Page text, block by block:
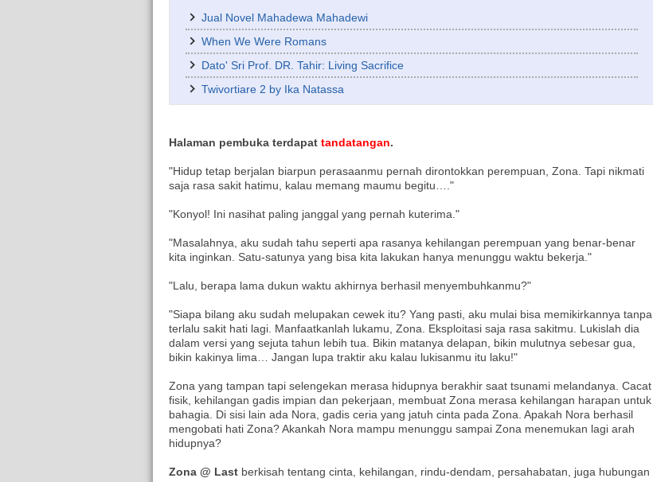
Jual Novel Mahadewa Mahadewi
When We Were Romans
Dato' Sri Prof. DR. Tahir: Living Sacrifice
Twivortiare 2 by Ika Natassa
Halaman pembuka terdapat tandatangan.
"Hidup tetap berjalan biarpun perasaanmu pernah dirontokkan perempuan, Zona. Tapi nikmati
saja rasa sakit hatimu, kalau memang maumu begitu…."
"Konyol! Ini nasihat paling janggal yang pernah kuterima."
"Masalahnya, aku sudah tahu seperti apa rasanya kehilangan perempuan yang benar-benar
kita inginkan. Satu-satunya yang bisa kita lakukan hanya menunggu waktu bekerja."
"Lalu, berapa lama dukun waktu akhirnya berhasil menyembuhkanmu?"
"Siapa bilang aku sudah melupakan cewek itu? Yang pasti, aku mulai bisa memikirkannya tanpa
terlalu sakit hati lagi. Manfaatkanlah lukamu, Zona. Eksploitasi saja rasa sakitmu. Lukislah dia
dalam versi yang sejuta tahun lebih tua. Bikin matanya delapan, bikin mulutnya sebesar gua,
bikin kakinya lima… Jangan lupa traktir aku kalau lukisanmu itu laku!"
Zona yang tampan tapi selengekan merasa hidupnya berakhir saat tsunami melandanya. Cacat
fisik, kehilangan gadis impian dan pekerjaan, membuat Zona merasa kehilangan harapan untuk
bahagia. Di sisi lain ada Nora, gadis ceria yang jatuh cinta pada Zona. Apakah Nora berhasil
mengobati hati Zona? Akankah Nora mampu menunggu sampai Zona menemukan lagi arah
hidupnya?
Zona @ Last berkisah tentang cinta, kehilangan, rindu-dendam, persahabatan, juga hubungan